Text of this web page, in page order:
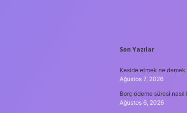
Son Yazılar
Keside etmek ne demek
Ağustos 7, 2026
Borç ödeme süresi nasıl
Ağustos 6, 2026